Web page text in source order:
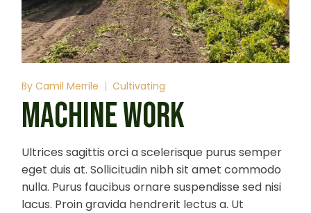
By Camil Merrile Cultivating
MACHINE WORK
Ultrices sagittis orci a scelerisque purus semper
eget duis at. Sollicitudin nibh sit amet commodo
nulla. Purus faucibus ornare suspendisse sed nisi
lacus. Proin gravida hendrerit lectus a. Ut